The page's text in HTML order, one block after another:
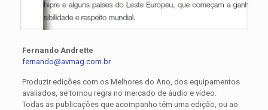
Fernando Andrette
fernando@avmag.com.br
Produzir edições com os Melhores do Ano, dos equipamentos
avaliados, se tornou regra no mercado de áudio e vídeo.
Todas as publicações que acompanho têm uma edição, ou ao